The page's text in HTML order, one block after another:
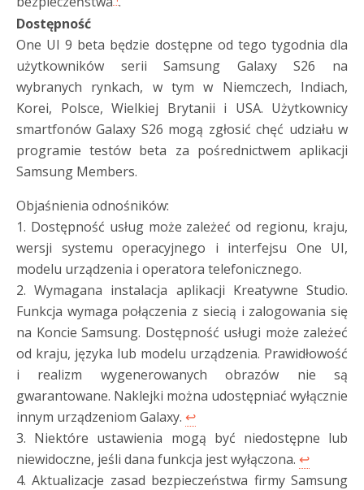
Dostępność
One UI 9 beta będzie dostępne od tego tygodnia dla
użytkowników serii Samsung Galaxy S26 na
wybranych rynkach, w tym w Niemczech, Indiach,
Korei, Polsce, Wielkiej Brytanii i USA. Użytkownicy
smartfonów Galaxy S26 mogą zgłosić chęć udziału w
programie testów beta za pośrednictwem aplikacji
Samsung Members.
Objaśnienia odnośników:
1. Dostępność usług może zależeć od regionu, kraju,
wersji systemu operacyjnego i interfejsu One UI,
modelu urządzenia i operatora telefonicznego.
2. Wymagana instalacja aplikacji Kreatywne Studio.
Funkcja wymaga połączenia z siecią i zalogowania się
na Koncie Samsung. Dostępność usługi może zależeć
od kraju, języka lub modelu urządzenia. Prawidłowość
i realizm wygenerowanych obrazów nie są
gwarantowane. Naklejki można udostępniać wyłącznie
innym urządzeniom Galaxy. ↩︎
3. Niektóre ustawienia mogą być niedostępne lub
niewidoczne, jeśli dana funkcja jest wyłączona. ↩︎
4. Aktualizacje zasad bezpieczeństwa firmy Samsung